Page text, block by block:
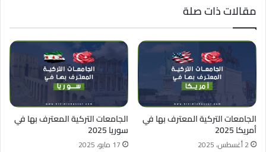
مقالات ذات صلة
الجامعات التركية المعترف بها في
أمريكا 2025
2 أغسطس، 2025
الجامعات التركية المعترف بها في
سوريا 2025
17 مايو، 2025